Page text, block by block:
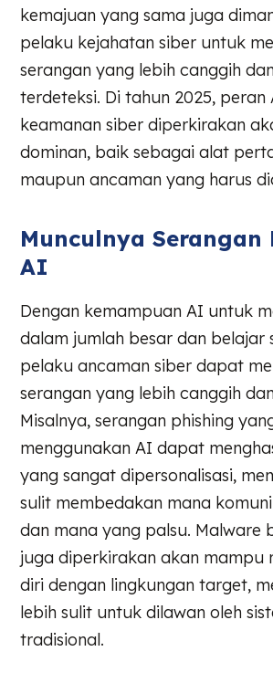
kemajuan yang sama juga
pelaku kejahatan siber untuk
serangan yang lebih canggih
terdeteksi. Di tahun 2025, peran
keamanan siber diperkirakan
dominan, baik sebagai alat
maupun ancaman yang harus
Munculnya Serangan
AI
Dengan kemampuan AI untuk
dalam jumlah besar dan belajar
pelaku ancaman siber dapat
serangan yang lebih canggih
Misalnya, serangan phishing
menggunakan AI dapat
yang sangat dipersonalisasi,
sulit membedakan mana
dan mana yang palsu. Malware
juga diperkirakan akan mampu
diri dengan lingkungan target,
lebih sulit untuk dilawan oleh
tradisional.